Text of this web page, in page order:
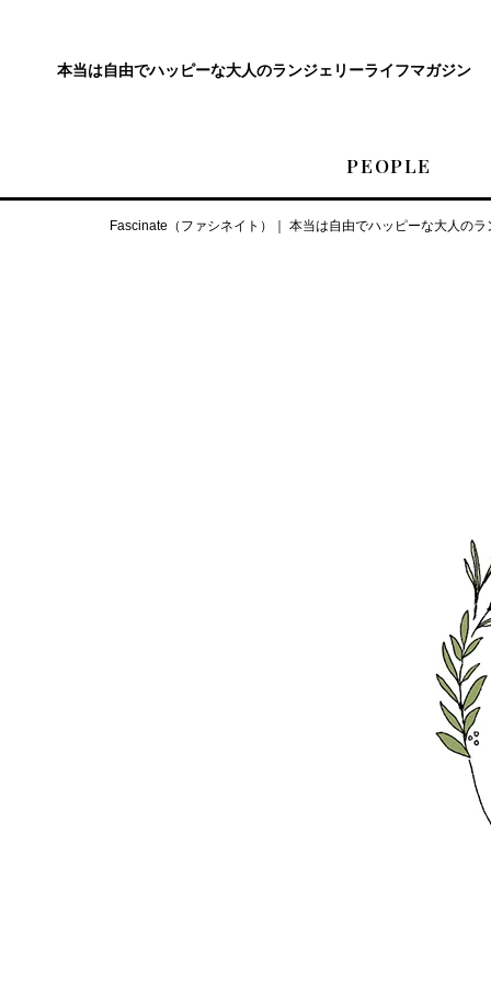
PEOPLE
本当は自由でハッピーな大人のランジェリーライフマガジン
Fascinate（ファシネイト）｜ 本当は自由でハッピーな大人の